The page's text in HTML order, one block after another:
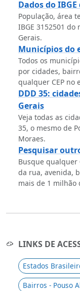
Dados do
População, área
IBGE 3152501
Gerais.
Municípios do
Todos os
por cidades,
qualquer CEP no
DDD 35:
Gerais
Veja todas as
35, o mesmo de
Moraes.
Pesquisar
Busque qualquer
da rua, avenida,
mais de 1 milhão
LINKS DE
Estados
Bairros - Pouso